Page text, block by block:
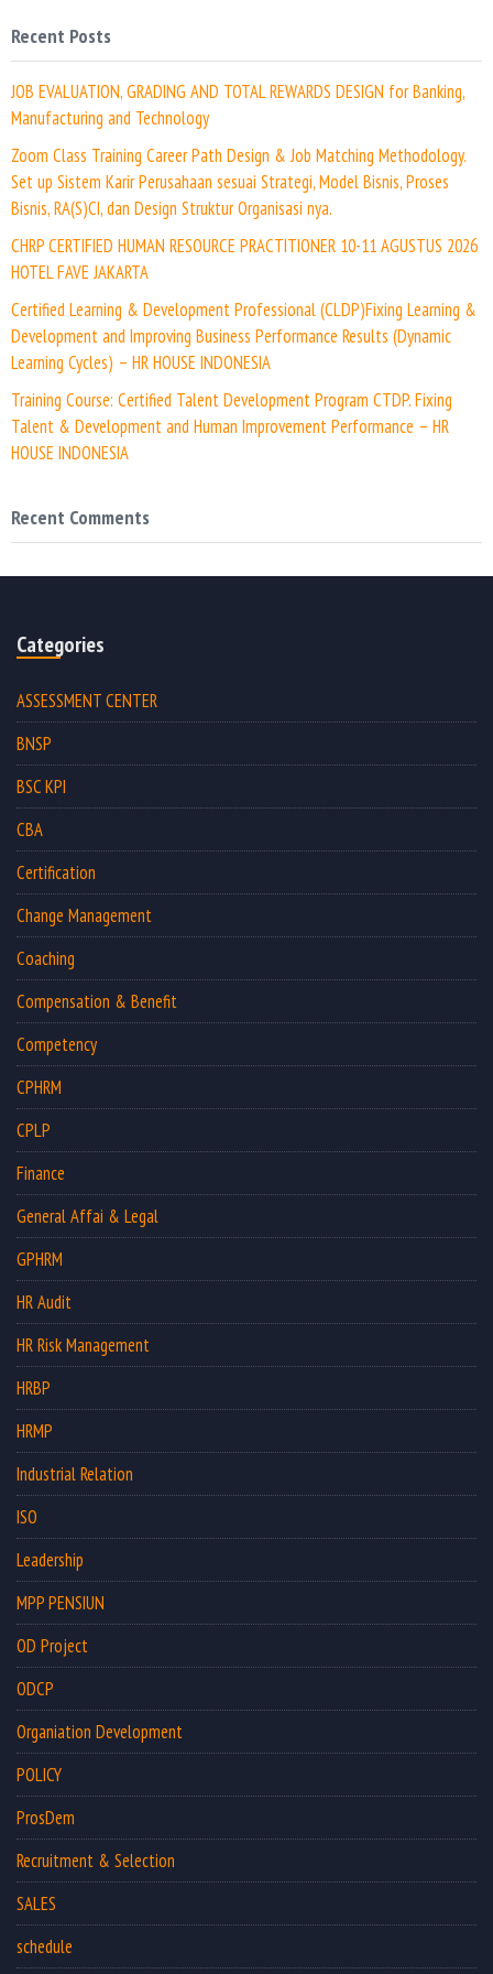
Recent Posts
JOB EVALUATION, GRADING AND TOTAL REWARDS DESIGN for Banking,
Manufacturing and Technology
Zoom Class Training Career Path Design & Job Matching Methodology.
Set up Sistem Karir Perusahaan sesuai Strategi, Model Bisnis, Proses
Bisnis, RA(S)CI, dan Design Struktur Organisasi nya.
CHRP CERTIFIED HUMAN RESOURCE PRACTITIONER 10-11 AGUSTUS 2026
HOTEL FAVE JAKARTA
Certified Learning & Development Professional (CLDP)Fixing Learning &
Development and Improving Business Performance Results (Dynamic
Learning Cycles) – HR HOUSE INDONESIA
Training Course: Certified Talent Development Program CTDP. Fixing
Talent & Development and Human Improvement Performance – HR
HOUSE INDONESIA
Recent Comments
Categories
ASSESSMENT CENTER
BNSP
BSC KPI
CBA
Certification
Change Management
Coaching
Compensation & Benefit
Competency
CPHRM
CPLP
Finance
General Affai & Legal
GPHRM
HR Audit
HR Risk Management
HRBP
HRMP
Industrial Relation
ISO
Leadership
MPP PENSIUN
OD Project
ODCP
Organiation Development
POLICY
ProsDem
Recruitment & Selection
SALES
schedule